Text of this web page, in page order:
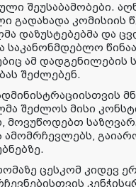
შეუსაბამობები.
გადახადა კომისიის
დაზუსტებებმა და
საკანონმდებლო
ამ დადგენილების
შეძლებენ.
შეძლოს მისი
მოვუწოდებთ
ამომრჩევლებს,
ცესკომ კიდევ